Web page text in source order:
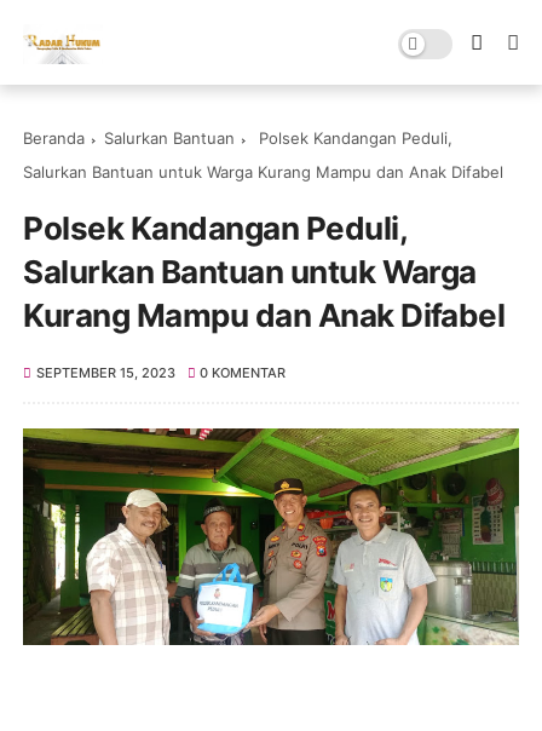
Beranda Salurkan Bantuan
Polsek Kandangan Peduli,
Salurkan Bantuan untuk Warga Kurang Mampu dan Anak Difabel
Polsek Kandangan Peduli,
Salurkan Bantuan untuk Warga
Kurang Mampu dan Anak Difabel
SEPTEMBER 15, 2023 0 KOMENTAR